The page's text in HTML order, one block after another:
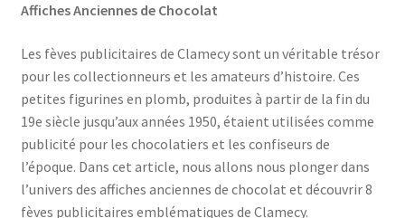
Affiches Anciennes de Chocolat
Les fèves publicitaires de Clamecy sont un véritable trésor
pour les collectionneurs et les amateurs d’histoire. Ces
petites figurines en plomb, produites à partir de la fin du
19e siècle jusqu’aux années 1950, étaient utilisées comme
publicité pour les chocolatiers et les confiseurs de
l’époque. Dans cet article, nous allons nous plonger dans
l’univers des affiches anciennes de chocolat et découvrir 8
fèves publicitaires emblématiques de Clamecy.